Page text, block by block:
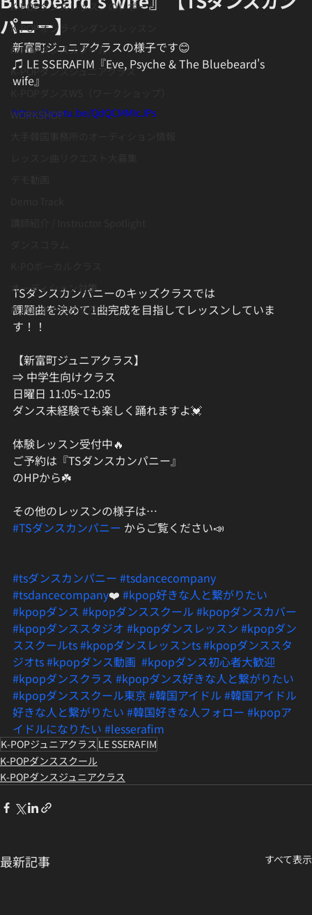
K-POPダンスレッスンのレポート
K-POPオンラインダンスレッスン
K-POPダンススクール
K-POPダンスジュニアクラス
WORKSHOP
オーディション対策
K-POPボーカルクラス
パニー】
新富町ジュニアクラスの様子です😊
♫ LE SSERAFIM『Eve, Psyche & The Bluebeard's
wife』
https://youtu.be/QdQCMMIcJPs
TSダンスカンパニーのキッズクラスでは
課題曲を決めて1曲完成を目指してレッスンしていま
す！！
【新富町ジュニアクラス】
⇒ 中学生向けクラス
日曜日 11:05~12:05
ダンス未経験でも楽しく踊れますよ💓
体験レッスン受付中🔥
ご予約は『TSダンスカンパニー』
のHPから☘️
その他のレッスンの様子は…
#TSダンスカンパニー からご覧ください📣
#tsダンスカンパニー #tsdancecompany
#tsdancecompany❤️ #kpop好きな人と繋がりたい
#kpopダンス #kpopダンススクール #kpopダンスカバー
#kpopダンススタジオ #kpopダンスレッスン #kpopダン
ススクールts#kpopダンスレッスンts#kpopダンススタ
ジオts#kpopダンス動画 #kpopダンス初心者大歓迎
#kpopダンスクラス #kpopダンス好きな人と繋がりたい
#kpopダンススクール東京 #韓国アイドル #韓国アイドル
好きな人と繋がりたい #韓国好きな人フォロー #kpopア
イドルになりたい #lesserafim
K-POPジュニアクラス LE SSERAFIM
K-POPダンススクール
K-POPダンスジュニアクラス
最新記事 すべて表示